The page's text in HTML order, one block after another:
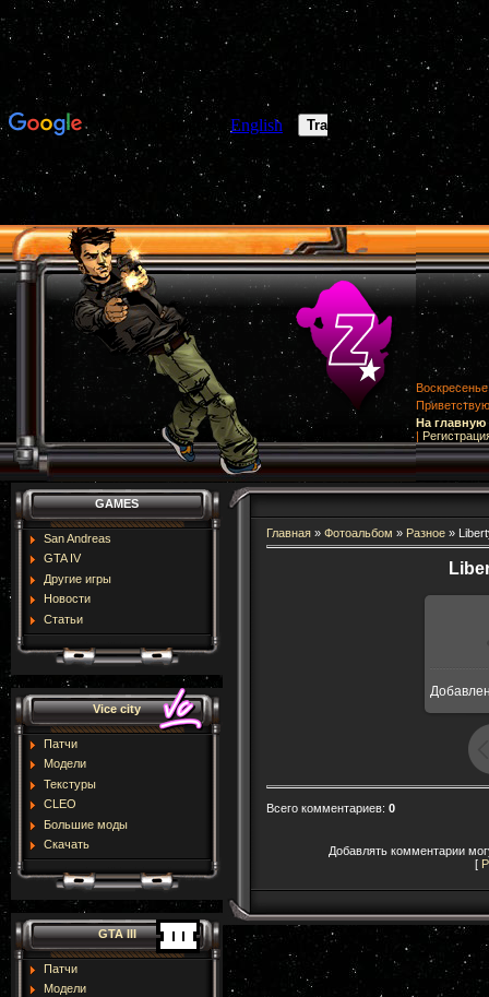
На главную
|
GAMES
San Andreas
GTA IV
Другие игры
Новости
Статьи
Vice city
Патчи
Модели
Текстуры
CLEO
Большие моды
Скачать
GTA III
Патчи
Модели
Главная » Фотоальбом » Разное »
Всего комментариев: 0
Добавлять комментарии
[